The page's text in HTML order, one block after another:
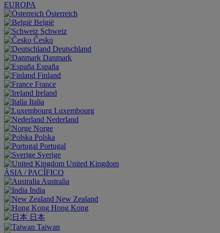
EUROPA
Österreich
België
Schweiz
Česko
Deutschland
Danmark
España
Finland
France
Ireland
Italia
Luxembourg
Nederland
Norge
Polska
Portugal
Sverige
United Kingdom
ÁSIA / PACÍFICO
Australia
India
New Zealand
Hong Kong
日本
Taiwan